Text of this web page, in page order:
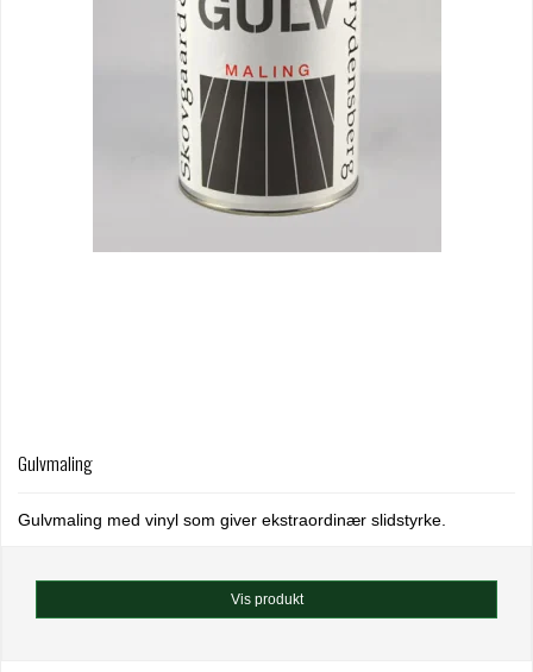
Gulvmaling
Gulvmaling med vinyl som giver ekstraordinær slidstyrke.
Vis produkt